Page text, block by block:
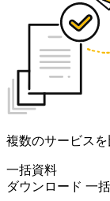
複数のサービスを
一括資料
ダウンロード 一